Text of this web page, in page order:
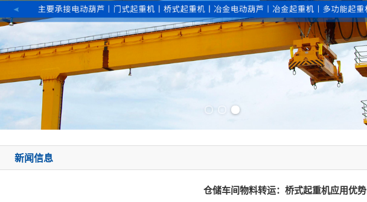
新闻信息
仓储车间物料转运：桥式起重机应用优势